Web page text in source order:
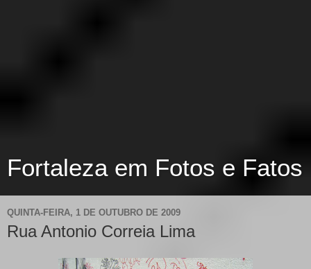
Fortaleza em Fotos e Fatos
QUINTA-FEIRA, 1 DE OUTUBRO DE 2009
Rua Antonio Correia Lima